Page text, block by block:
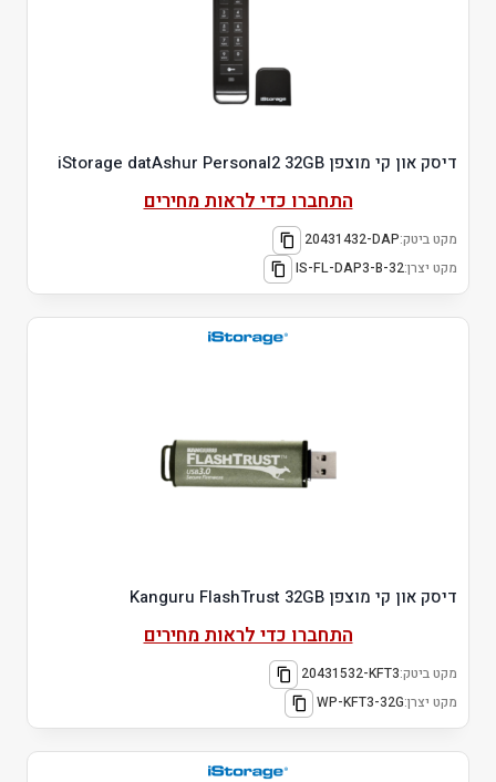
דיסק און קי מוצפן iStorage datAshur Personal2 32GB
התחברו כדי לראות מחירים
מקט ביטק:20431432-DAP
מקט יצרן:IS-FL-DAP3-B-32
דיסק און קי מוצפן Kanguru FlashTrust 32GB
התחברו כדי לראות מחירים
מקט ביטק:20431532-KFT3
מקט יצרן:WP-KFT3-32G